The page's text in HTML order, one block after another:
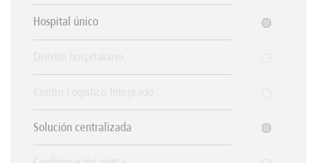
Hospital único
Solución centralizada